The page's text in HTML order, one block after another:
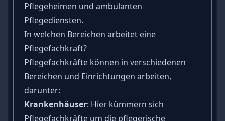
Pflegeheimen und ambulanten
Pflegediensten.
In welchen Bereichen arbeitet eine
Pflegefachkraft?
Pflegefachkräfte können in verschiedenen
Bereichen und Einrichtungen arbeiten,
darunter:
Krankenhäuser: Hier kümmern sich
Pflegefachkräfte um die pflegerische